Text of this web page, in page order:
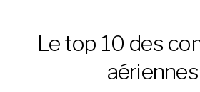
Le top 10 des